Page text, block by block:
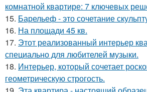
комнатной квартире: 7 ключевых
15. Барельеф - это сочетание
16. На площади 45 кв.
17. Этот реализованный интерьер
специально для любителей музыки.
18. Интерьер, который сочетает
геометрическую строгость.